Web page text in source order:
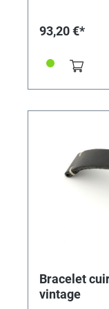
93,20 €*
Bracelet
vintage